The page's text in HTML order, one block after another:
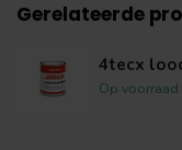
Gerelateerde
4tecx
Op